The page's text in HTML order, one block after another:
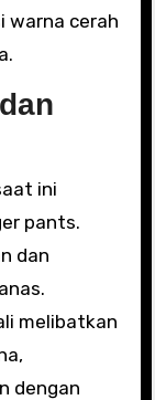
warna cerah
ini
pants.
dan
melibatkan
dengan